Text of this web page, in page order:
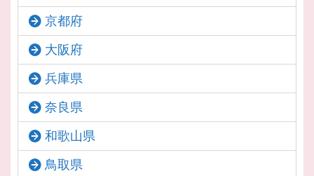
京都府
大阪府
兵庫県
奈良県
和歌山県
鳥取県